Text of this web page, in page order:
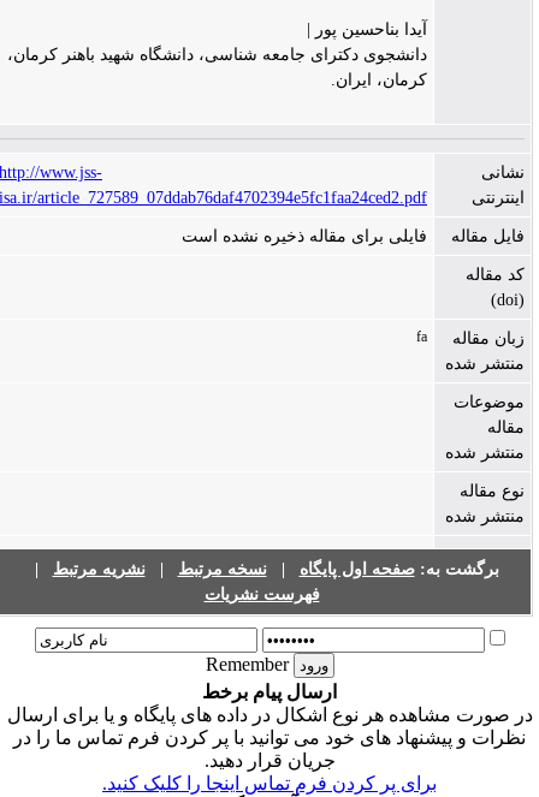
آیدا بناحسین پور |
دانشجوی دکترای جامعه شناسی، دانشگاه شهید باهنر کرمان،
کرمان، ایران.
نشانی
اینترنتی
http://www.jss-
isa.ir/article_727589_07ddab76daf4702394e5fc1faa24ced2.pdf
فایل مقاله فایلی برای مقاله ذخیره نشده است
کد مقاله
زبان مقاله
منتشر شده
موضوعات
مقاله
منتشر شده
نوع مقاله
منتشر شده
برگشت به:صفحه اول پایگاه| نسخه مرتبط| نشریه مرتبط|
فهرست نشریات
Remember
ارسال پیام برخط
صورت مشاهده هر نوع اشکال در داده های پایگاه و یا برای ارسال
نظرات و پیشنهاد های خود می توانید با پر کردن فرم تماس ما را در
جریان قرار دهید.
برای پر کردن فرم تماس اینجا را کلیک کنید.